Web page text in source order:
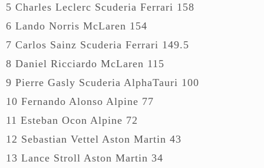
5 Charles Leclerc Scuderia Ferrari 158
6 Lando Norris McLaren 154
7 Carlos Sainz Scuderia Ferrari 149.5
8 Daniel Ricciardo McLaren 115
9 Pierre Gasly Scuderia AlphaTauri 100
10 Fernando Alonso Alpine 77
11 Esteban Ocon Alpine 72
12 Sebastian Vettel Aston Martin 43
13 Lance Stroll Aston Martin 34